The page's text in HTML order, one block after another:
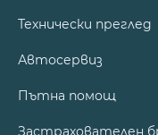
Технически преглед
Автосервиз
Пътна помощ
Застрахователен